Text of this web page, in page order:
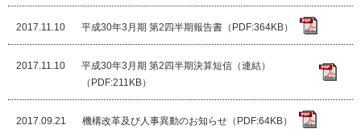
2017.11.10 平成30年3月期 第2四半期報告書（PDF:364KB）
2017.11.10
平成30年3月期 第2四半期決算短信（連結）
（PDF:211KB）
2017.09.21 機構改革及び人事異動のお知らせ（PDF:64KB）